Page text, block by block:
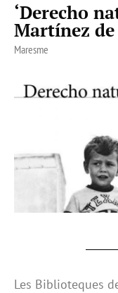
‘Derecho
Martínez
Maresme
Les Biblioteques